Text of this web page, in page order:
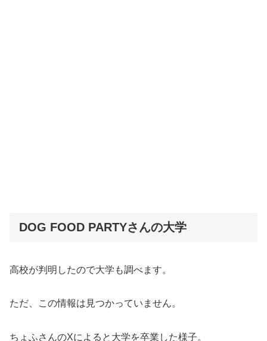
DOG FOOD PARTYさんの大学
高校が判明したので大学も調べます。
ただ、この情報は見つかっていません。
ちょふさんのXによると大学を卒業した様子。